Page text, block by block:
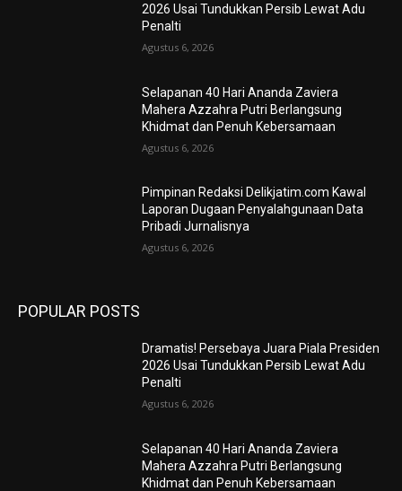
2026 Usai Tundukkan Persib Lewat Adu
Penalti
Agustus 6, 2026
Selapanan 40 Hari Ananda Zaviera
Mahera Azzahra Putri Berlangsung
Khidmat dan Penuh Kebersamaan
Agustus 6, 2026
Pimpinan Redaksi Delikjatim.com Kawal
Laporan Dugaan Penyalahgunaan Data
Pribadi Jurnalisnya
Agustus 6, 2026
POPULAR POSTS
Dramatis! Persebaya Juara Piala Presiden
2026 Usai Tundukkan Persib Lewat Adu
Penalti
Agustus 6, 2026
Selapanan 40 Hari Ananda Zaviera
Mahera Azzahra Putri Berlangsung
Khidmat dan Penuh Kebersamaan